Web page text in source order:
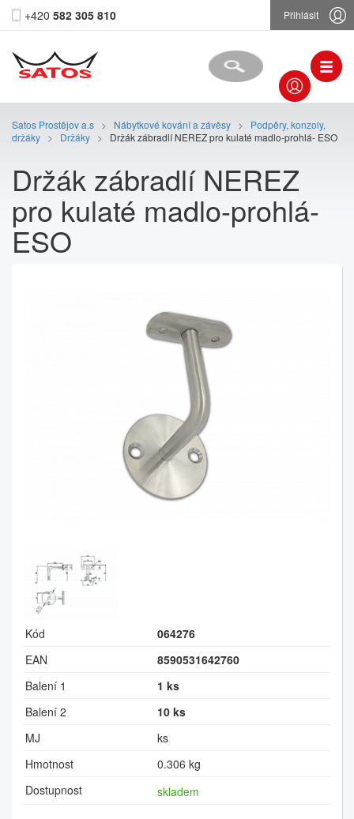
+420 582 305 810 Přihlásit
Satos Prostějov a.s > Nábytkové kování a závěsy >
Podpěry, konzoly,
držáky > Držáky > Držák zábradlí NEREZ pro kulaté madlo-prohlá- ESO
Držák zábradlí NEREZ
pro kulaté madlo-prohlá-
ESO
Kód
064276
EAN
8590531642760
Balení 1
1 ks
Balení 2
10 ks
MJ
ks
Hmotnost
0.306 kg
Dostupnost
skladem